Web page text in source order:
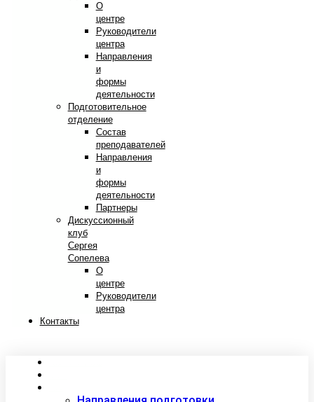
О
центре
Руководители
центра
Направления
и
формы
деятельности
Подготовительное
отделение
Состав
преподавателей
Направления
и
формы
деятельности
Партнеры
Дискуссионный
клуб
Сергея
Сопелева
О
центре
Руководители
центра
Контакты